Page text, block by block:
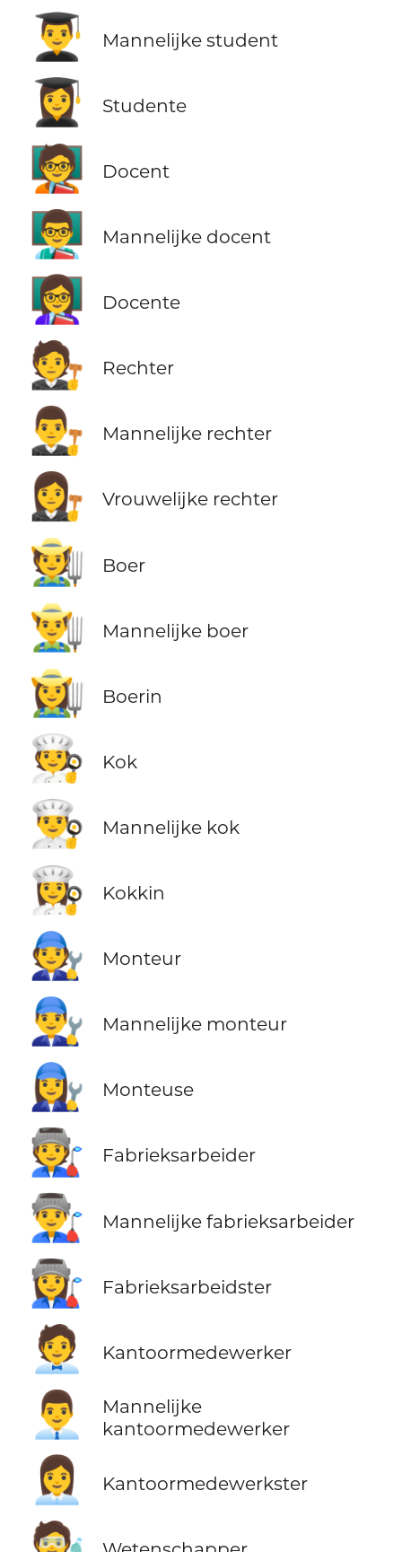
👨‍🎓 Mannelijke student
👩‍🎓 Studente
🧑‍🏫 Docent
👨‍🏫 Mannelijke docent
👩‍🏫 Docente
🧑‍⚖️ Rechter
👨‍⚖️ Mannelijke rechter
👩‍⚖️ Vrouwelijke rechter
🧑‍🌾 Boer
👨‍🌾 Mannelijke boer
👩‍🌾 Boerin
🧑‍🍳 Kok
👨‍🍳 Mannelijke kok
👩‍🍳 Kokkin
🧑‍🔧 Monteur
👨‍🔧 Mannelijke monteur
👩‍🔧 Monteuse
🧑‍🏭 Fabrieksarbeider
👨‍🏭 Mannelijke fabrieksarbeider
👩‍🏭 Fabrieksarbeidster
🧑‍💼 Kantoormedewerker
👨‍💼
Mannelijke
kantoormedewerker
👩‍💼 Kantoormedewerkster